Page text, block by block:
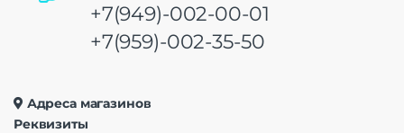
+7(949)-002-00-01
+7(959)-002-35-50
Адреса магазинов
Реквизиты